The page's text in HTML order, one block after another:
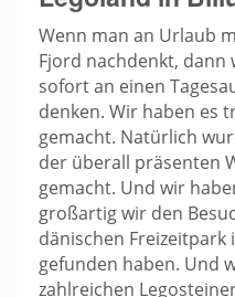
Wenn man an Urlaub
Fjord nachdenkt,
sofort an einen
denken. Wir haben es
gemacht. Natürlich
der überall präsenten
gemacht. Und wir
großartig wir den
dänischen Freizeitpark
gefunden haben. Und
zahlreichen